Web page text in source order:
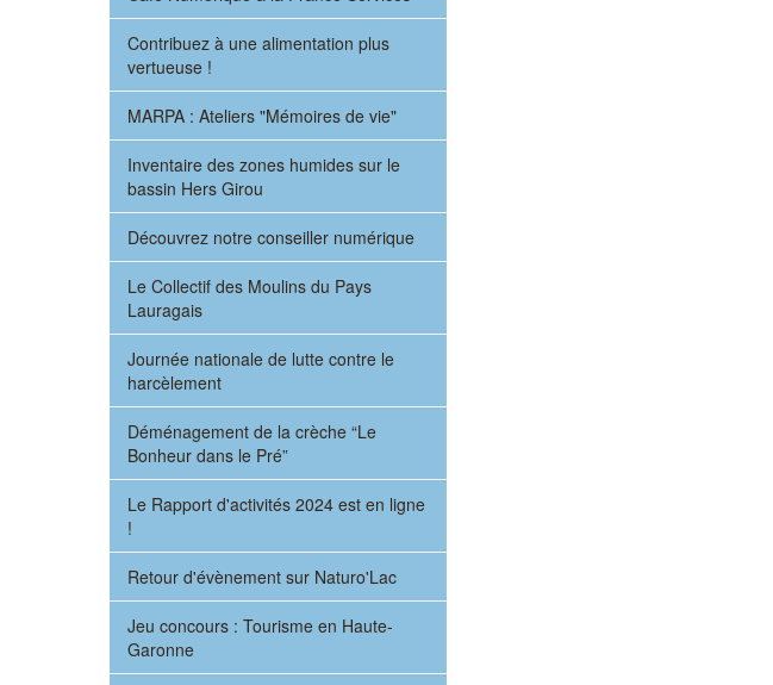
Contribuez à une alimentation plus
vertueuse !
MARPA : Ateliers "Mémoires de vie"
Inventaire des zones humides sur le
bassin Hers Girou
Découvrez notre conseiller numérique
Le Collectif des Moulins du Pays
Lauragais
Journée nationale de lutte contre le
harcèlement
Déménagement de la crèche “Le
Bonheur dans le Pré”
Le Rapport d'activités 2024 est en ligne
!
Retour d'évènement sur Naturo'Lac
Jeu concours : Tourisme en Haute-
Garonne